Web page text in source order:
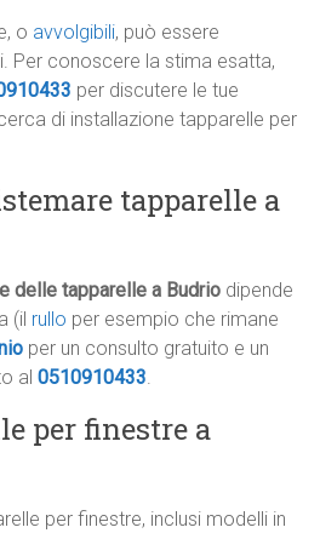
o avvolgibili, può essere
Per conoscere la stima esatta,
per discutere le tue
di installazione tapparelle per
tapparelle a
delle tapparelle a Budrio dipende
(il rullo per esempio che rimane
per un consulto gratuito e un
al0510910433.
per finestre a
per finestre, inclusi modelli in